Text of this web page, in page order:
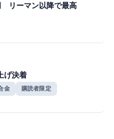
リーマン以降で最高
げ決着
金 購読者限定